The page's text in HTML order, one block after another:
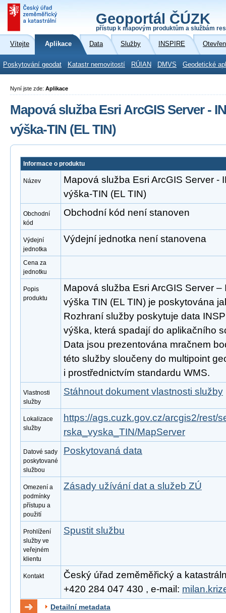
Geoportál ČÚZK
přístup k mapovým produktům a službám
Vítejte Aplikace Data Služby INSPIRE
Poskytování geodat Katastr nemovitostí RÚIAN DMVS Geodetické
Nyní jste zde: Aplikace
Mapová služba Esri ArcGIS Server -
výška-TIN (EL TIN)
Informace o produktu
Název
Mapová služba Esri ArcGIS Server -
výška-TIN (EL TIN)
Obchodní
kód
Obchodní kód není stanoven
Výdejní
jednotka
Výdejní jednotka není stanovena
Cena za
jednotku
Popis
produktu
Mapová služba Esri ArcGIS Server
výška TIN (EL TIN) je poskytována
Rozhraní služby poskytuje data
výška, která spadají do aplikačního
Data jsou prezentována mračnem
této služby sloučeny do multipoint
i prostřednictvím standardu WMS.
Vlastnosti
služby
Stáhnout dokument vlastnosti služby
Lokalizace
služby
https://ags.cuzk.gov.cz/arcgis2/rest/
rska_vyska_TIN/MapServer
Datové sady
poskytované
službou
Poskytovaná data
Omezení a
podmínky
přístupu a
použití
Zásady užívání dat a služeb ZÚ
Prohlížení
služby ve
veřejném
klientu
Spustit službu
Kontakt
Český úřad zeměměřický a
+420 284 047 430 , e-mail:
Detailní metadata